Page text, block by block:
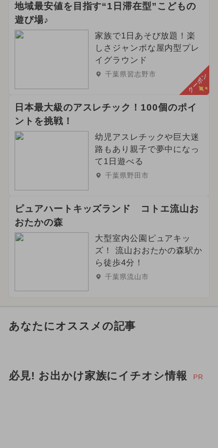
地域最安値を目指す“1日滞在型”こどもの
遊び場♪
家族で1日あそび放題！楽
しさジャンボな屋内型プレ
イグラウンド
千葉県習志野市 クーポン
日本最大級のアスレチック！100個のポイ
ントを挑戦！
幼児アスレチックや巨大迷
路もあり親子で夢中になっ
て1日遊べる
千葉県野田市
ピュアハートキッズランド コトエ流山お
おたかの森
大型室内公園ピュアキッ
ズ！ 流山おおたかの森駅か
ら徒歩4分！
千葉県流山市
あなたにオススメの記事
必見! お出かけ家族にイチオシ情報 PR